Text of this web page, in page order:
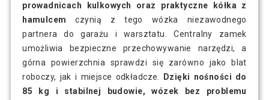
prowadnicach kulkowych oraz praktyczne kółka z
hamulcem czynią z tego wózka niezawodnego
partnera do garażu i warsztatu. Centralny zamek
umożliwia bezpieczne przechowywanie narzędzi, a
górna powierzchnia sprawdzi się zarówno jako blat
roboczy, jak i miejsce odkładcze.
Dzięki nośności do
85 kg i stabilnej budowie, wózek bez problemu